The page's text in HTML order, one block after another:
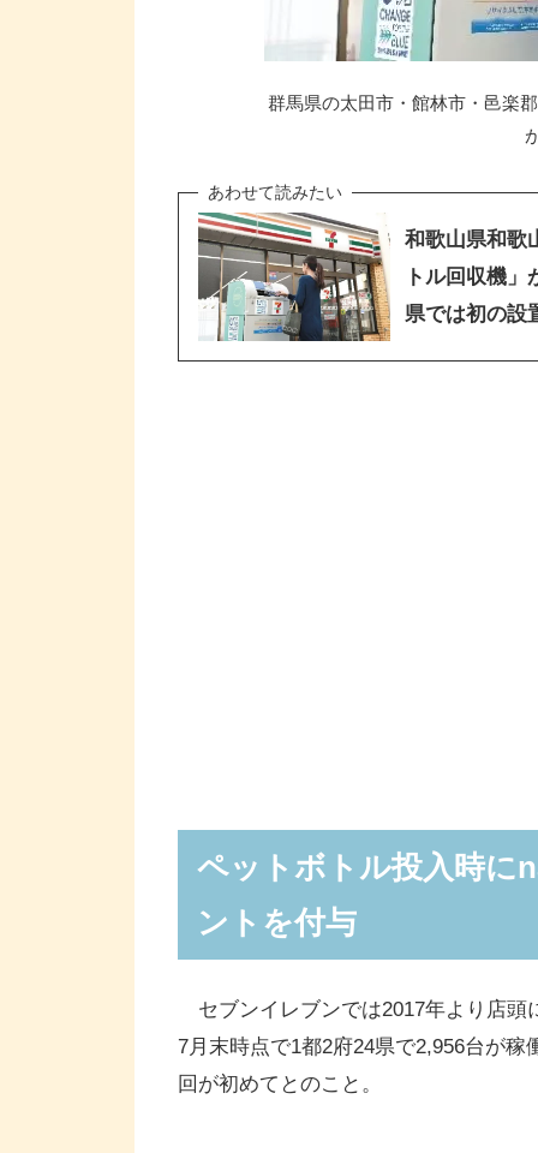
群馬県の太田市・館林市・邑楽
和歌山県和歌
トル回収機
県では初の設
ペットボトル投入時に
ントを付与
セブンイレブンでは2017年より店頭
7月末時点で1都2府24県で2,956台が
回が初めてとのこと。